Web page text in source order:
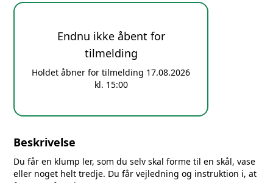
Endnu ikke åbent for
tilmelding
Holdet åbner for tilmelding 17.08.2026
kl. 15:00
Beskrivelse
Du får en klump ler, som du selv skal forme til en skål, vase
eller noget helt tredje. Du får vejledning og instruktion i, at